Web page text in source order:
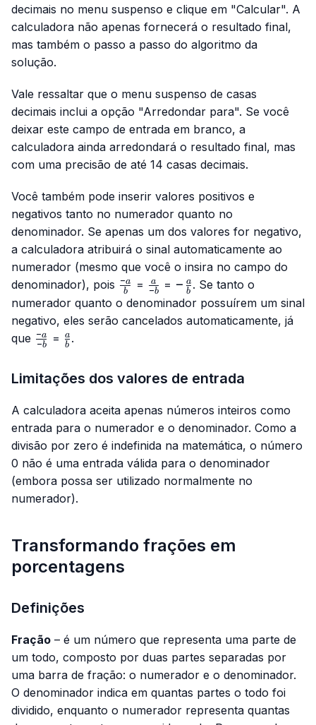
decimais no menu suspenso e clique em "Calcular". A
calculadora não apenas fornecerá o resultado final,
mas também o passo a passo do algoritmo da
solução.
Vale ressaltar que o menu suspenso de casas
decimais inclui a opção "Arredondar para". Se você
deixar este campo de entrada em branco, a
calculadora ainda arredondará o resultado final, mas
com uma precisão de até 14 casas decimais.
Você também pode inserir valores positivos e
negativos tanto no numerador quanto no
denominador. Se apenas um dos valores for negativo,
a calculadora atribuirá o sinal automaticamente ao
numerador (mesmo que você o insira no campo do
denominador), pois \frac{-
a}{b}
b
−a = \frac{a}
{-b}
−b
a = -
\frac{a}
{b}
− b
a . Se tanto o
numerador quanto o denominador possuírem um sinal
negativo, eles serão cancelados automaticamente, já
que \frac{-
a}{-b}
−b
−a = \frac{a}
{b}
b
a .
Limitações dos valores de entrada
A calculadora aceita apenas números inteiros como
entrada para o numerador e o denominador. Como a
divisão por zero é indefinida na matemática, o número
0 não é uma entrada válida para o denominador
(embora possa ser utilizado normalmente no
numerador).
Transformando frações em
porcentagens
Definições
Fração – é um número que representa uma parte de
um todo, composto por duas partes separadas por
uma barra de fração: o numerador e o denominador.
O denominador indica em quantas partes o todo foi
dividido, enquanto o numerador representa quantas